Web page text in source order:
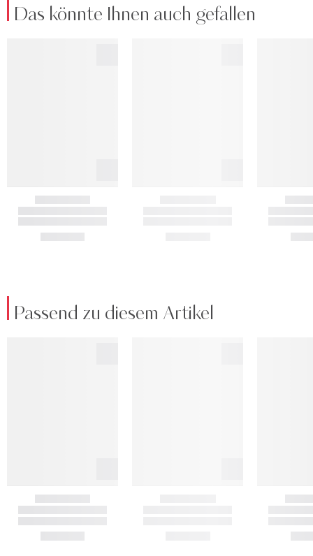
Das könnte Ihnen auch gefallen
Passend zu diesem Artikel